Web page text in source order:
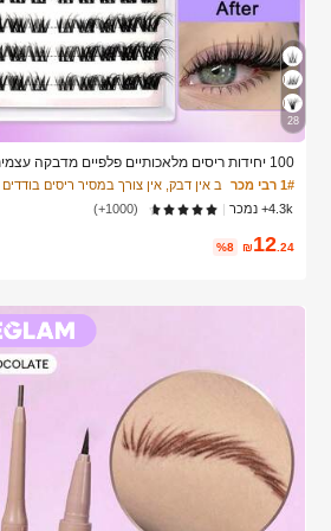
28
100 יחידות ריסים מלאכותיים פלפיים מדבקה
עורב 8-16 מ"מ, ריסים בודדים דלילים, הרחבת
דביקה, ריסים בצביריים, ריסי עין חתולית טבעיים
לשימוש יומיומי
1# רבי מכר
ב אין דבק, אין צורך במסיר ריסים בודדים
4.3k+ נמכר
(1000+)
₪12.24
%8